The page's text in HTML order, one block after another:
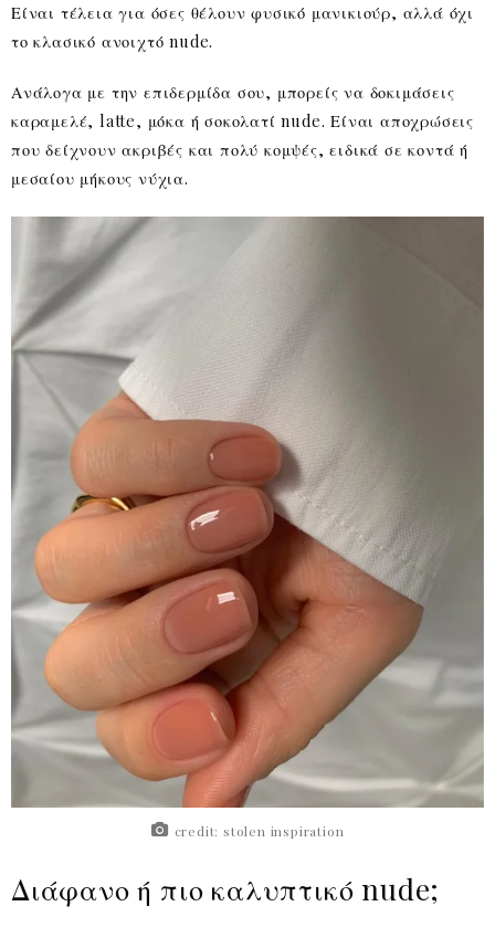
Είναι τέλεια για όσες θέλουν φυσικό μανικιούρ, αλλά όχι
το κλασικό ανοιχτό nude.
Ανάλογα με την επιδερμίδα σου, μπορείς να δοκιμάσεις
καραμελέ, latte, μόκα ή σοκολατί nude. Είναι αποχρώσεις
που δείχνουν ακριβές και πολύ κομψές, ειδικά σε κοντά ή
μεσαίου μήκους νύχια.
credit: stolen inspiration
Διάφανο ή πιο καλυπτικό nude;